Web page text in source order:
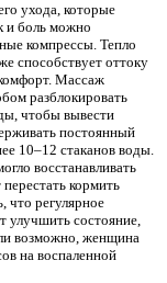
ухода, которые
и боль можно
компрессы. Тепло
способствует оттоку
Массаж
разблокировать
чтобы вывести
постоянный
10–12 стаканов воды.
восстанавливать
кормить
что регулярное
улучшить состояние,
возможно, женщина
на воспаленной